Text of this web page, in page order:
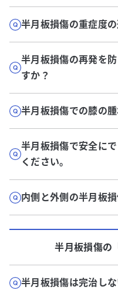
半月板損傷の重症度の
半月板損傷の再発を
すか？
半月板損傷での膝の
半月板損傷で安全に
ください。
内側と外側の半月板
半月板損傷の
半月板損傷は完治し